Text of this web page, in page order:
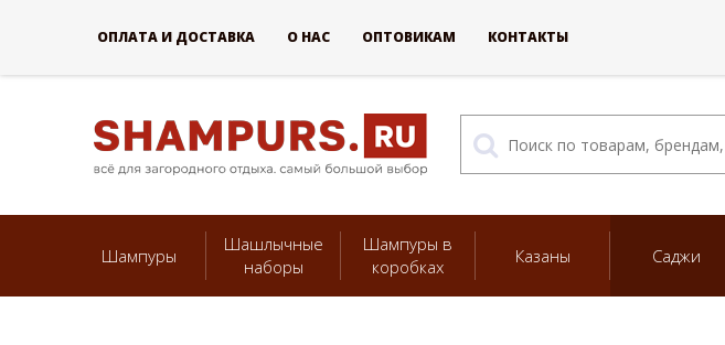
Шампуры
Шашлычные
наборы
Шампуры в
коробках
Казаны Саджи
ОПЛАТА И ДОСТАВКА О НАС ОПТОВИКАМ КОНТАКТЫ